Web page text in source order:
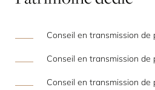
Conseil en transmission de
Conseil en transmission
Conseil en transmission